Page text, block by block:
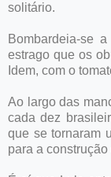
solitário.
Bombardeia-se
estrago que os
Idem, com o
Ao largo das
cada dez
que se tornaram
para a